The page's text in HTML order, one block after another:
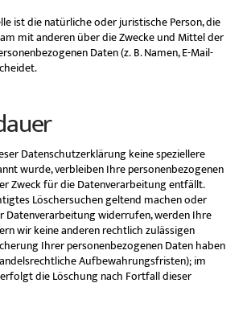
ist die natürliche oder juristische Person, die
mit anderen über die Zwecke und Mittel der
Daten (z. B. Namen, E-Mail-
Datenschutzerklärung keine speziellere
wurde, verbleiben Ihre personenbezogenen
Zweck für die Datenverarbeitung entfällt.
Löschersuchen geltend machen oder
Datenverarbeitung widerrufen, werden Ihre
wir keine anderen rechtlich zulässigen
Ihrer personenbezogenen Daten haben
Aufbewahrungsfristen); im
die Löschung nach Fortfall dieser